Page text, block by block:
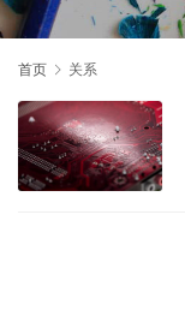
首页 关系